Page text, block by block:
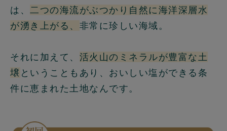
は、 二つの海流がぶつかり自然に海洋深層水
が湧き上がる、 非常に珍しい海域。
それに加えて、 活火山のミネラルが豊富な土
壌 ということもあり、おいしい塩ができる条
件に恵まれた土地なんです。